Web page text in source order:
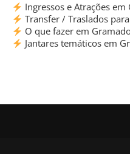
Ingressos e Atrações em
Transfer / Traslados
O que fazer em
Jantares temáticos em